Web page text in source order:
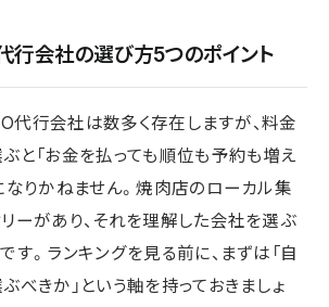
行会社の選び方5つのポイント
代行会社は数多く存在しますが、料金
と「お金を払っても順位も予約も増え
なりかねません。焼肉店のローカル集
ーがあり、それを理解した会社を選ぶ
す。ランキングを見る前に、まずは「自
べきか」という軸を持っておきましょ